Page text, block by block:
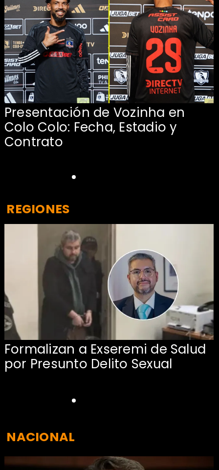
Presentación de Vozinha en
Colo Colo: Fecha, Estadio y
Contrato
Formalizan a Exseremi de Salud
por Presunto Delito Sexual
REGIONES
NACIONAL